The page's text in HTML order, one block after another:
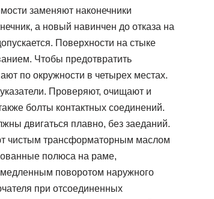
заменяют наконечники
а новый навинчен до отказа на
Поверхности на стыке
Чтобы предотвратить
по окружности в четырех местах.
Проверяют, очищают и
болты контактных соединений.
двигаться плавно, без заеданий.
чистым трансформаторным маслом
полюса на раме,
поворотом наружного
при отсоединенных